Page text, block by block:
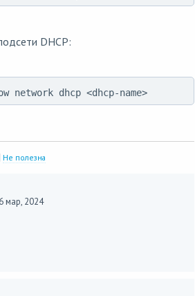
DHCP:
network dhcp <dhcp-name>
Не полезна
мар, 2024